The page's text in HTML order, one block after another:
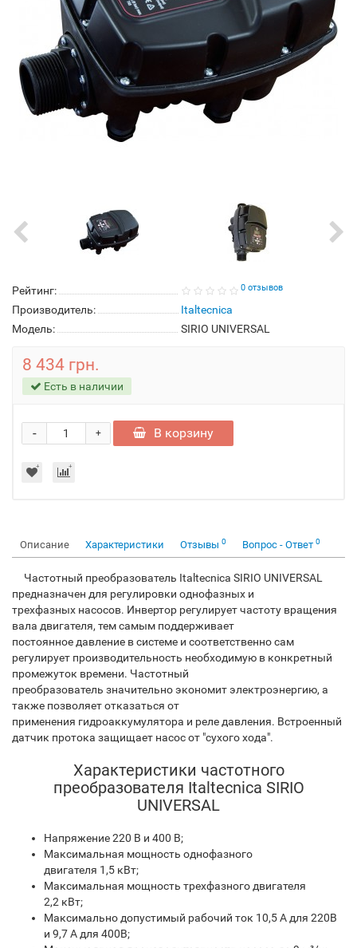
Рейтинг: 0 отзывов
Производитель:
Italtecnica
Модель:
SIRIO UNIVERSAL
8 434 грн.
Есть в наличии
+
- В корзину
Описание Характеристики Отзывы 0 Вопрос - Ответ 0
Частотный преобразователь Italtecnica SIRIO UNIVERSAL
предназначен для регулировки однофазных и
трехфазных насосов. Инвертор регулирует частоту вращения
вала двигателя, тем самым поддерживает
постоянное давление в системе и соответственно сам
регулирует производительность необходимую в конкретный
промежуток времени. Частотный
преобразователь значительно экономит электроэнергию, а
также позволяет отказаться от
применения гидроаккумулятора и реле давления. Встроенный
датчик протока защищает насос от "сухого хода".
Характеристики частотного
преобразователя Italtecnica SIRIO
UNIVERSAL
Напряжение 220 В и 400 В;
Максимальная мощность однофазного
двигателя 1,5 кВт;
Максимальная мощность трехфазного двигателя
2,2 кВт;
Максимально допустимый рабочий ток 10,5 А для 220В
и 9,7 А для 400В;